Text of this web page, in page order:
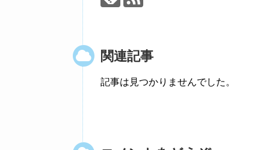
関連記事
記事は見つかりませんでした。